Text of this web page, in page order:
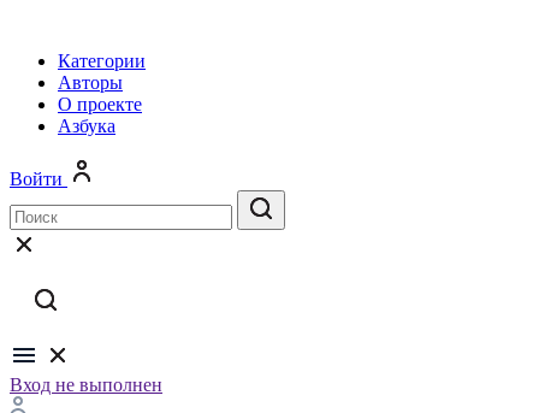
Категории
Авторы
О проекте
Азбука
Войти
Вход не выполнен